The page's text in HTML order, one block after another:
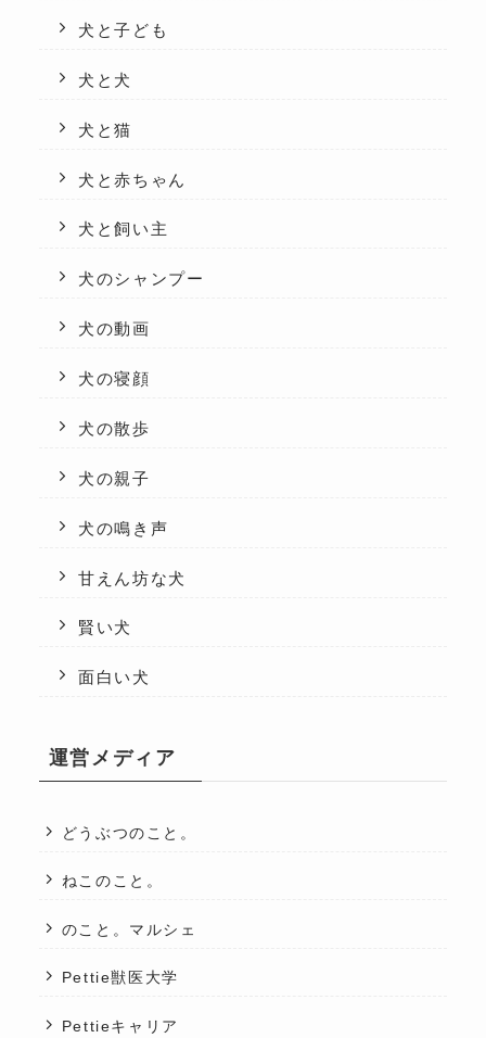
犬と子ども
犬と犬
犬と猫
犬と赤ちゃん
犬と飼い主
犬のシャンプー
犬の動画
犬の寝顔
犬の散歩
犬の親子
犬の鳴き声
甘えん坊な犬
賢い犬
面白い犬
運営メディア
どうぶつのこと。
ねこのこと。
のこと。マルシェ
Pettie獣医大学
Pettieキャリア